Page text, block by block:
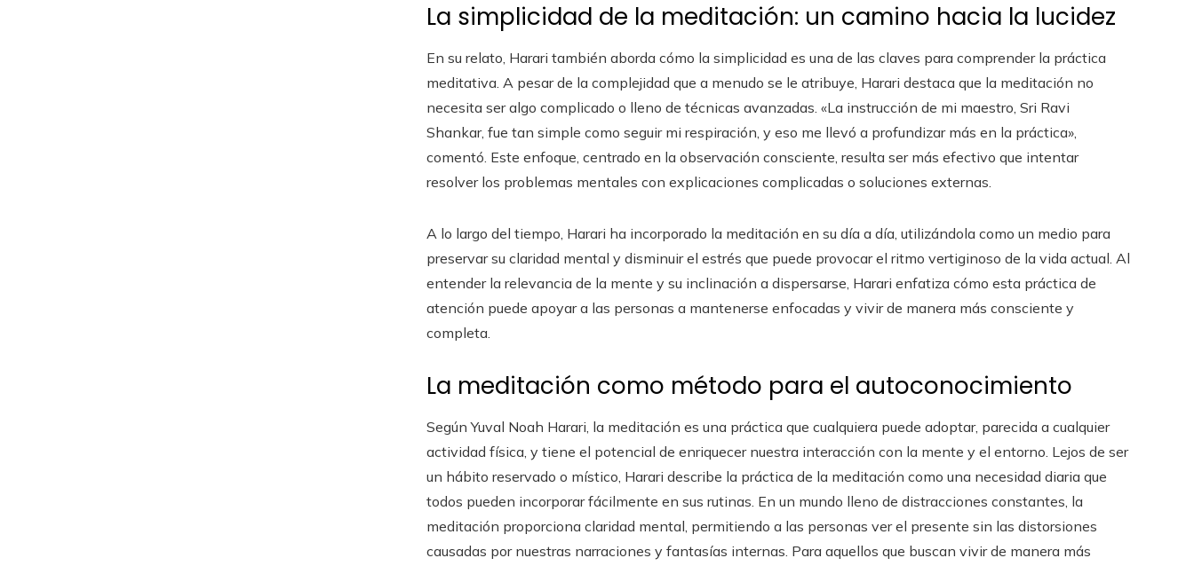
La simplicidad de la meditación: un camino hacia la lucidez
En su relato, Harari también aborda cómo la simplicidad es una de las claves para comprender la práctica
meditativa. A pesar de la complejidad que a menudo se le atribuye, Harari destaca que la meditación no
necesita ser algo complicado o lleno de técnicas avanzadas. «La instrucción de mi maestro, Sri Ravi
Shankar, fue tan simple como seguir mi respiración, y eso me llevó a profundizar más en la práctica»,
comentó. Este enfoque, centrado en la observación consciente, resulta ser más efectivo que intentar
resolver los problemas mentales con explicaciones complicadas o soluciones externas.
A lo largo del tiempo, Harari ha incorporado la meditación en su día a día, utilizándola como un medio para
preservar su claridad mental y disminuir el estrés que puede provocar el ritmo vertiginoso de la vida actual. Al
entender la relevancia de la mente y su inclinación a dispersarse, Harari enfatiza cómo esta práctica de
atención puede apoyar a las personas a mantenerse enfocadas y vivir de manera más consciente y
completa.
La meditación como método para el autoconocimiento
Según Yuval Noah Harari, la meditación es una práctica que cualquiera puede adoptar, parecida a cualquier
actividad física, y tiene el potencial de enriquecer nuestra interacción con la mente y el entorno. Lejos de ser
un hábito reservado o místico, Harari describe la práctica de la meditación como una necesidad diaria que
todos pueden incorporar fácilmente en sus rutinas. En un mundo lleno de distracciones constantes, la
meditación proporciona claridad mental, permitiendo a las personas ver el presente sin las distorsiones
causadas por nuestras narraciones y fantasías internas. Para aquellos que buscan vivir de manera más